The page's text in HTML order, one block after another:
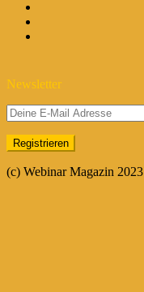
Newsletter
(c) Webinar Magazin 2023